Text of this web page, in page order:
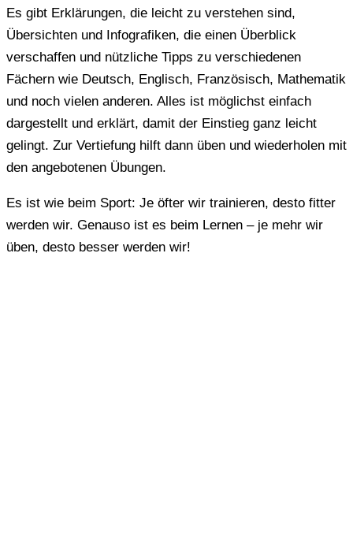
Es gibt Erklärungen, die leicht zu verstehen sind,
Übersichten und Infografiken, die einen Überblick
verschaffen und nützliche Tipps zu verschiedenen
Fächern wie Deutsch, Englisch, Französisch, Mathematik
und noch vielen anderen. Alles ist möglichst einfach
dargestellt und erklärt, damit der Einstieg ganz leicht
gelingt. Zur Vertiefung hilft dann üben und wiederholen mit
den angebotenen Übungen.
Es ist wie beim Sport: Je öfter wir trainieren, desto fitter
werden wir. Genauso ist es beim Lernen – je mehr wir
üben, desto besser werden wir!